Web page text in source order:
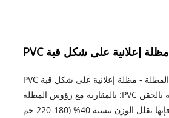
مظلة إعلانية على شكل قبة PVC
الابتكار في مادة رأس المظلة - مظلة إعلانية على شكل قبة PVC
رأس مظلة مصبوبة بالحقن PVC: بالمقارنة مع رؤوس المظلة
المعدنية التقليدية، فإنها تقلل الوزن بنسبة 40% (180-220 جم